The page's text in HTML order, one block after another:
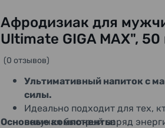
Афродизиак для
Ultimate GIGA MAX", 50
(0 отзывов)
Ультимативный напиток с
силы.
Идеально подходит для тех,
получая быстрый заряд
Основные компоненты: